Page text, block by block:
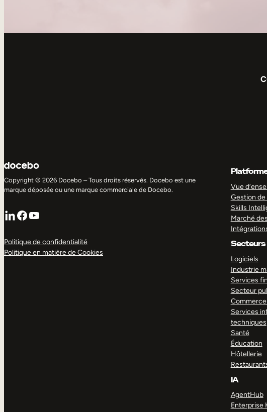
Copyright © 2026 Docebo – Tous droits réservés. Docebo est une
marque déposée ou une marque commerciale de Docebo.
LinkedIn
Facebook
YouTube
Politique de confidentialité
Politique en matière de Cookies
Vue
Gestion de
Skills
Marché
Secteurs
Logiciels
Industrie
Services
Secteur
Services
techniques
Santé
Éducation
Hôtellerie
IA
AgentHub
Enterprise